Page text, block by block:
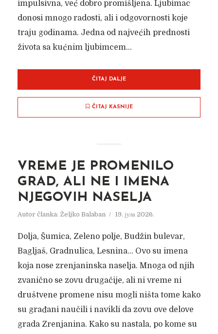
TRAGOVI DRAGIŠE
BRAŠOVANA
impulsivna, već dobro promišljena. Ljubimac
donosi mnogo radosti, ali i odgovornosti koje
traju godinama. Jedna od najvećih prednosti
života sa kućnim ljubimcem...
ČITAJ DALJE
ČITAJ KASNIJE
VREME JE PROMENILO
GRAD, ALI NE I IMENA
NJEGOVIH NASELJA
Autor članka: Željko Balaban 19. јула 2026.
Dolja, Šumica, Zeleno polje, Budžin bulevar,
Bagljaš, Gradnulica, Lesnina… Ovo su imena
koja nose zrenjaninska naselja. Mnoga od njih
zvanično se zovu drugačije, ali ni vreme ni
društvene promene nisu mogli ništa tome kako
su građani naučili i navikli da zovu ove delove
grada Zrenjanina. Kako su nastala, po kome su